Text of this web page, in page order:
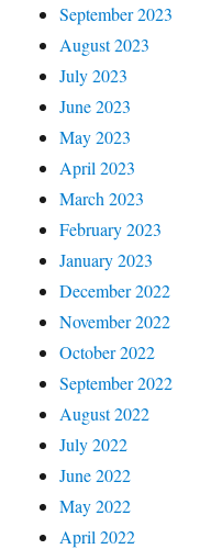
September 2023
August 2023
July 2023
June 2023
May 2023
April 2023
March 2023
February 2023
January 2023
December 2022
November 2022
October 2022
September 2022
August 2022
July 2022
June 2022
May 2022
April 2022